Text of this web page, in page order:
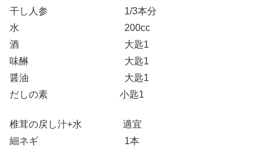
干し人参 1/3本分
水 200cc
酒 大匙1
味醂 大匙1
醤油 大匙1
だしの素 小匙1
椎茸の戻し汁+水 適宜
細ネギ 1本